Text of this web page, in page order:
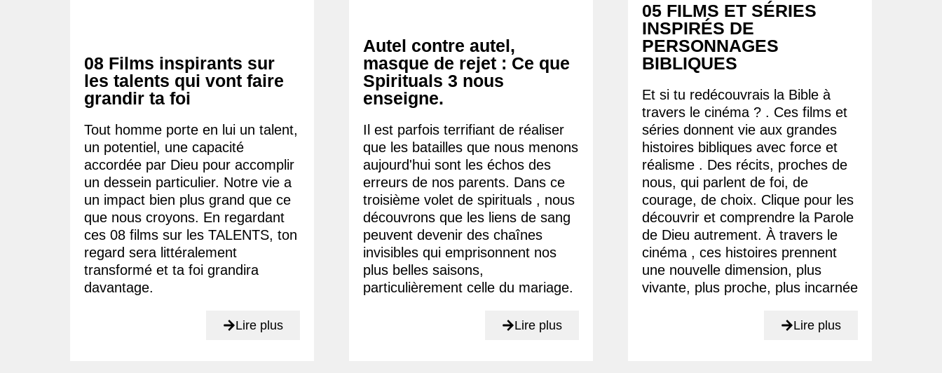
08 Films inspirants sur
les talents qui vont faire
grandir ta foi
Tout homme porte en lui un talent,
un potentiel, une capacité
accordée par Dieu pour accomplir
un dessein particulier. Notre vie a
un impact bien plus grand que ce
que nous croyons. En regardant
ces 08 films sur les TALENTS, ton
regard sera littéralement
transformé et ta foi grandira
davantage.
Lire plus
Autel contre autel,
masque de rejet : Ce que
Spirituals 3 nous
enseigne.
Il est parfois terrifiant de réaliser
que les batailles que nous menons
aujourd'hui sont les échos des
erreurs de nos parents. Dans ce
troisième volet de spirituals , nous
découvrons que les liens de sang
peuvent devenir des chaînes
invisibles qui emprisonnent nos
plus belles saisons,
particulièrement celle du mariage.
Lire plus
05 FILMS ET SÉRIES
INSPIRÉS DE
PERSONNAGES
BIBLIQUES
Et si tu redécouvrais la Bible à
travers le cinéma ? . Ces films et
séries donnent vie aux grandes
histoires bibliques avec force et
réalisme . Des récits, proches de
nous, qui parlent de foi, de
courage, de choix. Clique pour les
découvrir et comprendre la Parole
de Dieu autrement. À travers le
cinéma , ces histoires prennent
une nouvelle dimension, plus
vivante, plus proche, plus incarnée
Lire plus